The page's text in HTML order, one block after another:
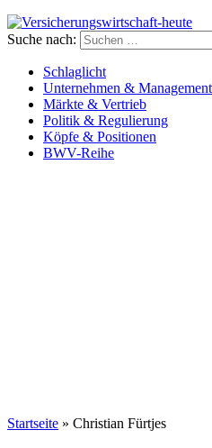
Versicherungswirtschaft-heute
Suche nach:
Schlaglicht
Unternehmen & Management
Märkte & Vertrieb
Politik & Regulierung
Köpfe & Positionen
BWV-Reihe
Startseite » Christian Fürtjes